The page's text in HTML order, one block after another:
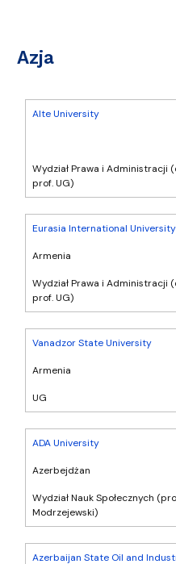
Azja
Alte University
Wydział Prawa i Administracji
prof. UG)
Eurasia International University
Armenia
Wydział Prawa i Administracji
prof. UG)
Vanadzor State University
Armenia
UG
ADA University
Azerbejdżan
Wydział Nauk Społecznych
Modrzejewski)
Azerbaijan State Oil and